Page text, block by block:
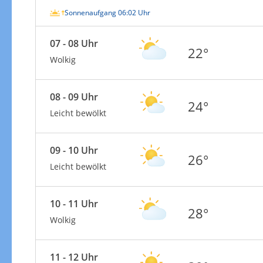
Sonnenaufgang 06:02 Uhr
07 - 08 Uhr
Wolkig 22°
08 - 09 Uhr
Leicht bewölkt 24°
09 - 10 Uhr
Leicht bewölkt 26°
10 - 11 Uhr
Wolkig 28°
11 - 12 Uhr